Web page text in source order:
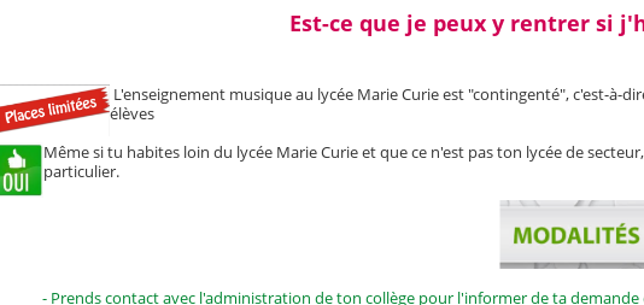
Est-ce que je peux y rentrer si
L'enseignement musique au lycée Marie Curie est "contingenté", c'est-à-
élèves
Même si tu habites loin du lycée Marie Curie et que ce n'est pas ton lycée de
particulier.
- Prends contact avec l'administration de ton collège pour l'informer de ta